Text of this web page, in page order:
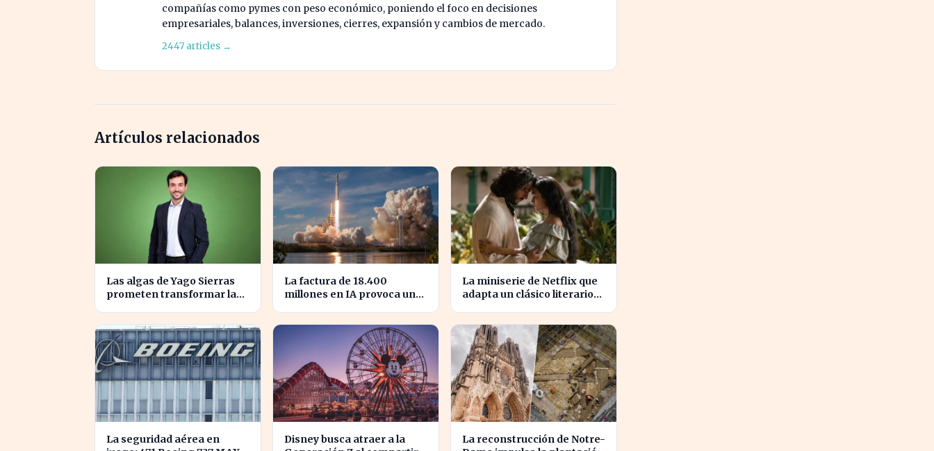
compañías como pymes con peso económico, poniendo el foco en decisiones
empresariales, balances, inversiones, cierres, expansión y cambios de mercado.
2447 articles →
Artículos relacionados
Las algas de Yago Sierras
prometen transformar la
La factura de 18.400
millones en IA provoca un
La miniserie de Netflix que
adapta un clásico literario
La seguridad aérea en
Disney busca atraer a la
La reconstrucción de Notre-